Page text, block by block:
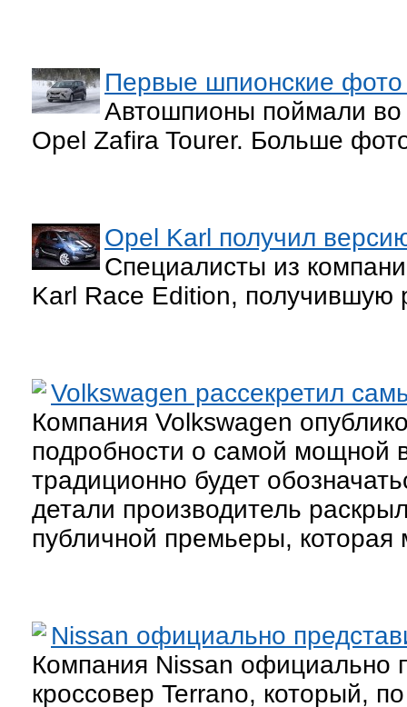
Первые шпионские фото
Автошпионы поймали во
Opel Zafira Tourer. Больше
Opel Karl получил
Специалисты из
Karl Race Edition, получившую
Volkswagen рассекретил
Компания Volkswagen
подробности о самой мощной
традиционно будет
детали производитель
публичной премьеры,
Nissan официально
Компания Nissan официально
кроссовер Terrano, который,